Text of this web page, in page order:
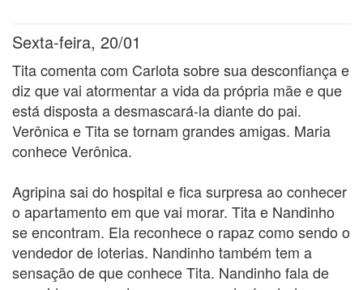
Sexta-feira, 20/01
Tita comenta com Carlota sobre sua desconfiança e
diz que vai atormentar a vida da própria mãe e que
está disposta a desmascará-la diante do pai.
Verônica e Tita se tornam grandes amigas. Maria
conhece Verônica.
Agripina sai do hospital e fica surpresa ao conhecer
o apartamento em que vai morar. Tita e Nandinho
se encontram. Ela reconhece o rapaz como sendo o
vendedor de loterias. Nandinho também tem a
sensação de que conhece Tita. Nandinho fala de